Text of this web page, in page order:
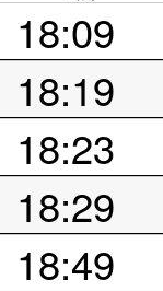
18:09
18:19
18:23
18:29
18:49